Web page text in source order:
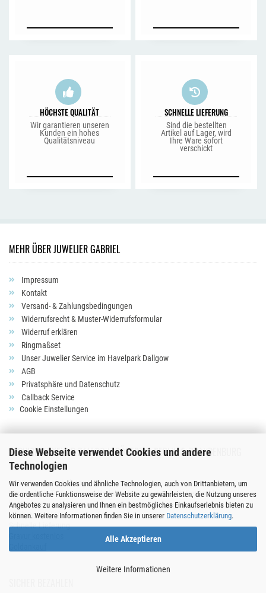
Diese Webseite verwendet Cookies und andere
Technologien
Wir verwenden Cookies und ähnliche Technologien, auch von Drittanbietern, um
die ordentliche Funktionsweise der Website zu gewährleisten, die Nutzung unseres
Angebotes zu analysieren und Ihnen ein bestmögliches Einkaufserlebnis bieten zu
können. Weitere Informationen finden Sie in unserer Datenschutzerklärung.
Alle Akzeptieren
Weitere Informationen
HÖCHSTE QUALITÄT
Wir garantieren unseren
Kunden ein hohes
Qualitätsniveau
SCHNELLE LIEFERUNG
Sind die bestellten
Artikel auf Lager, wird
Ihre Ware sofort
verschickt
MEHR ÜBER JUWELIER GABRIEL
Impressum
Kontakt
Versand- & Zahlungsbedingungen
Widerrufsrecht & Muster-Widerrufsformular
Widerruf erklären
Ringmaßset
Unser Juwelier Service im Havelpark Dallgow
AGB
Privatsphäre und Datenschutz
Callback Service
Cookie Einstellungen
SERVICE JUWELIER DALLGOW-DÖBERITZ, BERLIN & BRANDENBURG
100% Termineinhaltung
Versand der Trauringe und Verlobungsringe innerhalb Deutschlands
kostenlos
Höchste Qualität
Schnelle Lieferung